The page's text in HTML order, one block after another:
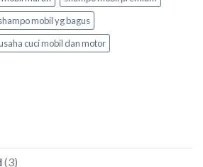
mobil yg bagus
cuci mobil dan motor
(3)